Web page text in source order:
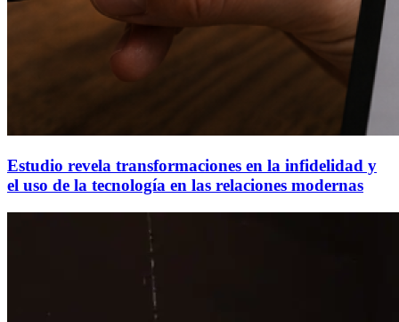
Estudio revela transformaciones en la infidelidad y
el uso de la tecnología en las relaciones modernas